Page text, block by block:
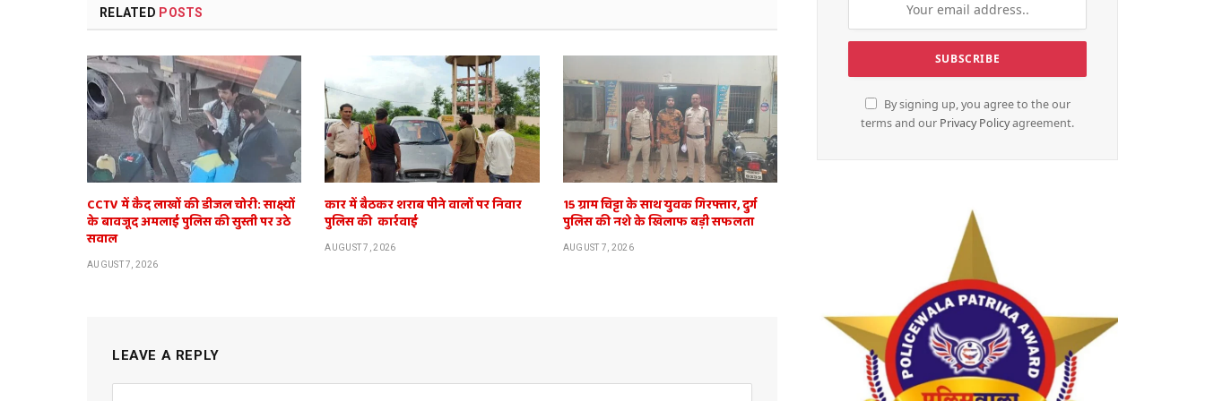
RELATED POSTS
CCTV में कैद लाखों की डीजल चोरी: साक्ष्यों
के बावजूद अमलाई पुलिस की सुस्ती पर उठे
सवाल
AUGUST 7, 2026
कार में बैठकर शराब पीने वालों पर निवार
पुलिस की कार्रवाई
AUGUST 7, 2026
15 ग्राम चिट्टा के साथ युवक गिरफ्तार, दुर्ग
पुलिस की नशे के खिलाफ बड़ी सफलता
AUGUST 7, 2026
LEAVE A REPLY
By signing up, you agree to the our
terms and our Privacy Policyagreement.